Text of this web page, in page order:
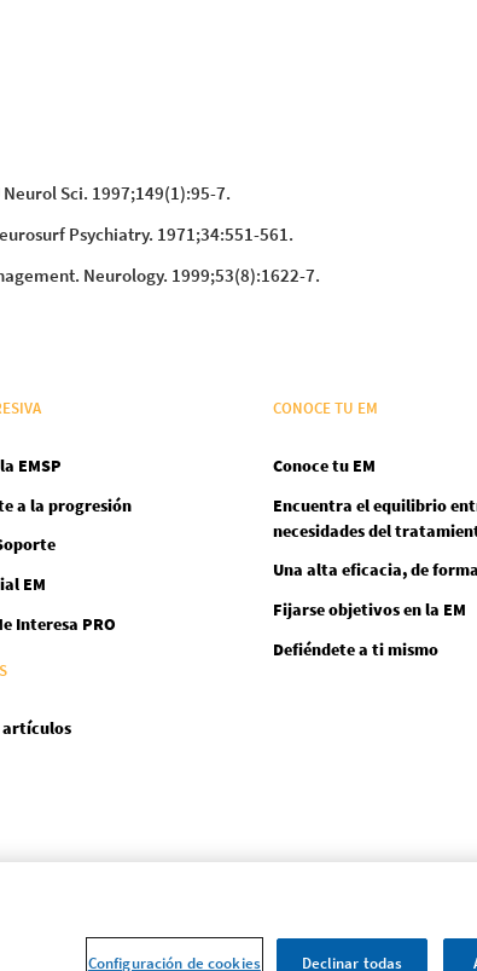
Sci. 1997;149(1):95-7.
Psychiatry. 1971;34:551-561.
Neurology. 1999;53(8):1622-7.
EMSP
a la progresión
EM
Interesa PRO
CONOCE TU EM
Conoce tu EM
Encuentra el equilibrio
necesidades del
Una alta eficacia, de
Fijarse objetivos en la EM
Defiéndete a ti mismo
artículos
YoutubeFacebook
Configuración de cookies Declinar todas